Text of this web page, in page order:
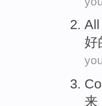
All
好
来